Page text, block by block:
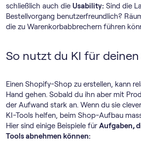
schließlich auch die Usability: Sind die
Bestellvorgang benutzerfreundlich?
die zu Warenkorbabbrechern führen
So nutzt du KI für
Einen Shopify-Shop zu erstellen, kann
Hand gehen. Sobald du ihn aber mit
der Aufwand stark an. Wenn du sie
KI-Tools helfen, beim Shop-Aufbau
Hier sind einige Beispiele fürAufgaben,
Tools abnehmen können: